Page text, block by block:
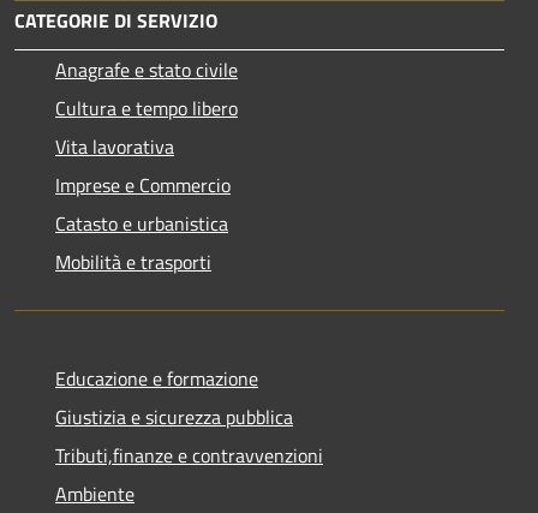
CATEGORIE DI SERVIZIO
Anagrafe e stato civile
Cultura e tempo libero
Vita lavorativa
Imprese e Commercio
Catasto e urbanistica
Mobilità e trasporti
Educazione e formazione
Giustizia e sicurezza pubblica
Tributi,finanze e contravvenzioni
Ambiente